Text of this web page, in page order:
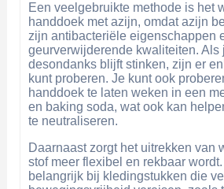
Een veelgebruikte methode is het
handdoek met azijn, omdat azijn
zijn antibacteriële eigenschappen
geurverwijderende kwaliteiten. Als
desondanks blijft stinken, zijn er
kunt proberen. Je kunt ook
handdoek te laten weken in een
en baking soda, wat ook kan
te neutraliseren.
Daarnaast zorgt het uitrekken van
stof meer flexibel en rekbaar wordt.
belangrijk bij kledingstukken die